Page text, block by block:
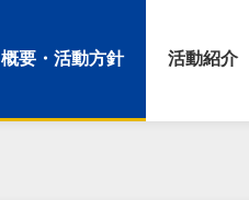
概要・活動方針 活動紹介